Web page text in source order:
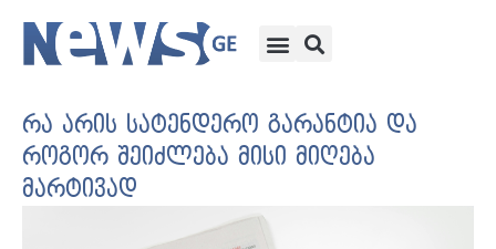
რა არის სატენდერო გარანტია და
როგორ შეიძლება მისი მიღება
მარტივად